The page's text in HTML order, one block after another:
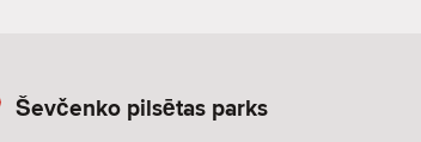
Ševčenko pilsētas parks